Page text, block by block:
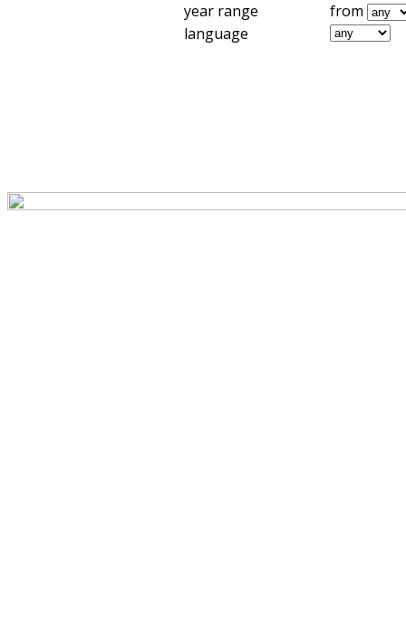
year range
from
language